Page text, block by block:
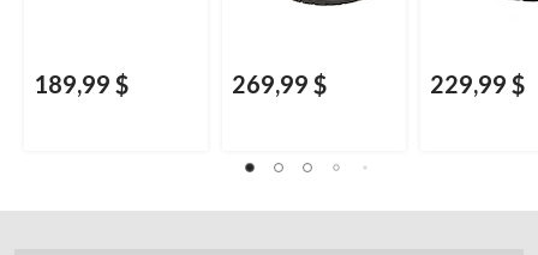
189,99 $ 269,99 $ 229,99 $